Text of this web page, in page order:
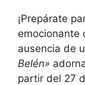
¡Prepárate
emocionante
ausencia de
Belén»
partir del 27